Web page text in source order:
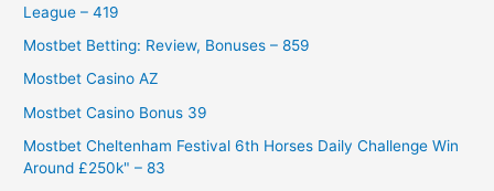
League – 419
Mostbet Betting: Review, Bonuses – 859
Mostbet Casino AZ
Mostbet Casino Bonus 39
Mostbet Cheltenham Festival 6th Horses Daily Challenge Win
Around £250k" – 83